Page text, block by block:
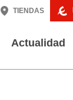
TIENDAS
Actualidad